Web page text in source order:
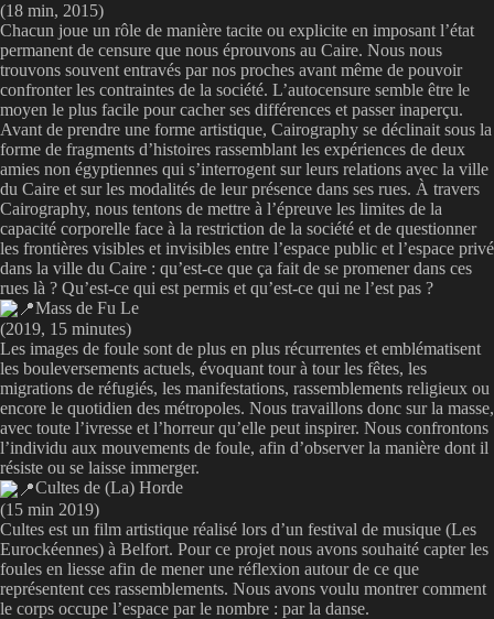
(18 min, 2015)
Chacun joue un rôle de manière tacite ou explicite en imposant l’état
permanent de censure que nous éprouvons au Caire. Nous nous
trouvons souvent entravés par nos proches avant même de pouvoir
confronter les contraintes de la société. L’autocensure semble être le
moyen le plus facile pour cacher ses différences et passer inaperçu.
Avant de prendre une forme artistique, Cairography se déclinait sous la
forme de fragments d’histoires rassemblant les expériences de deux
amies non égyptiennes qui s’interrogent sur leurs relations avec la ville
du Caire et sur les modalités de leur présence dans ses rues. À travers
Cairography, nous tentons de mettre à l’épreuve les limites de la
capacité corporelle face à la restriction de la société et de questionner
les frontières visibles et invisibles entre l’espace public et l’espace privé
dans la ville du Caire : qu’est-ce que ça fait de se promener dans ces
rues là ? Qu’est-ce qui est permis et qu’est-ce qui ne l’est pas ?
Mass de Fu Le
(2019, 15 minutes)
Les images de foule sont de plus en plus récurrentes et emblématisent
les bouleversements actuels, évoquant tour à tour les fêtes, les
migrations de réfugiés, les manifestations, rassemblements religieux ou
encore le quotidien des métropoles. Nous travaillons donc sur la masse,
avec toute l’ivresse et l’horreur qu’elle peut inspirer. Nous confrontons
l’individu aux mouvements de foule, afin d’observer la manière dont il
résiste ou se laisse immerger.
Cultes de (La) Horde
(15 min 2019)
Cultes est un film artistique réalisé lors d’un festival de musique (Les
Eurockéennes) à Belfort. Pour ce projet nous avons souhaité capter les
foules en liesse afin de mener une réflexion autour de ce que
représentent ces rassemblements. Nous avons voulu montrer comment
le corps occupe l’espace par le nombre : par la danse.